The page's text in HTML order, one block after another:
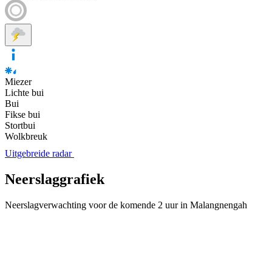
Miezer
Lichte bui
Bui
Fikse bui
Stortbui
Wolkbreuk
Uitgebreide radar
Neerslaggrafiek
Neerslagverwachting voor de komende 2 uur in Malangnengah